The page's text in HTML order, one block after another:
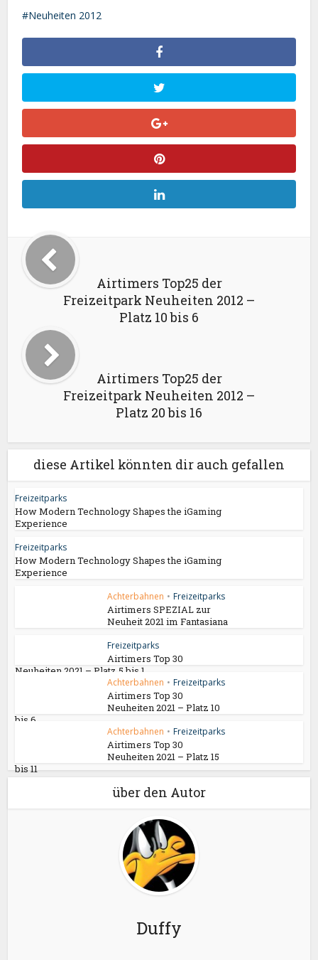
Neuheiten 2012
Airtimers Top25 der
Freizeitpark Neuheiten 2012 –
Platz 10 bis 6
Airtimers Top25 der
Freizeitpark Neuheiten 2012 –
Platz 20 bis 16
diese Artikel könnten dir auch gefallen
Freizeitparks
How Modern Technology Shapes the iGaming
Experience
Freizeitparks
How Modern Technology Shapes the iGaming
Experience
Achterbahnen • Freizeitparks
Airtimers SPEZIAL zur
Neuheit 2021 im Fantasiana
Freizeitparks
Airtimers Top 30
Neuheiten 2021 – Platz 5 bis 1
Achterbahnen • Freizeitparks
Airtimers Top 30
Neuheiten 2021 – Platz 10
bis 6
Achterbahnen • Freizeitparks
Airtimers Top 30
Neuheiten 2021 – Platz 15
bis 11
über den Autor
Duffy